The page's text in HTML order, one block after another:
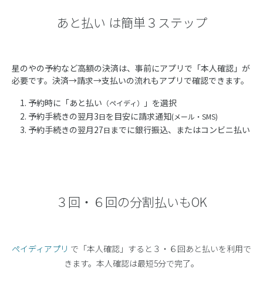
あと払い は簡単３ステップ
星のやの予約など高額の決済は、事前にアプリで「本人確認」が
必要です。決済→請求→支払いの流れもアプリで確認できます。
予約時に「あと払い （ペイディ）
」を選択
予約手続きの翌月3日を目安に請求通知(メール・SMS)
予約手続きの翌月27日までに銀行振込、またはコンビニ払い
３回・６回の分割払いもOK
ペイディアプリ で「本人確認」すると３・６回あと払いを利用で
きます。本人確認は最短5分で完了。